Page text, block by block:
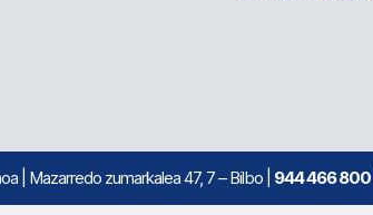
| Mazarredo zumarkalea 47, 7 – Bilbo | 944 466 800